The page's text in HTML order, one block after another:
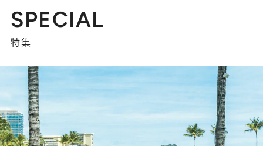
SPECIAL
特集